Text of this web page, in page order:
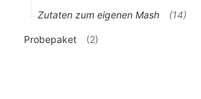
Zutaten zum eigenen Mash (14)
Probepaket (2)